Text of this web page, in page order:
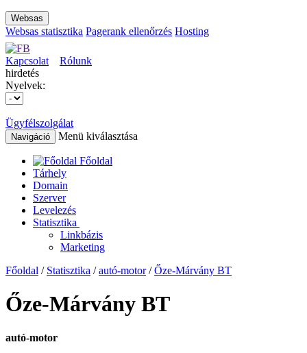
Websas
Websas statisztika Pagerank ellenőrzés Hosting
Kapcsolat
Rólunk
hirdetés
Nyelvek:
Ügyfélszolgálat
Navigáció Menü kiválasztása
Főoldal
Tárhely
Domain
Szerver
Levelezés
Statisztika
Linkbázis
Marketing
Főoldal / Statisztika /autó-motor/Őze-Márvány BT
Őze-Márvány BT
autó-motor